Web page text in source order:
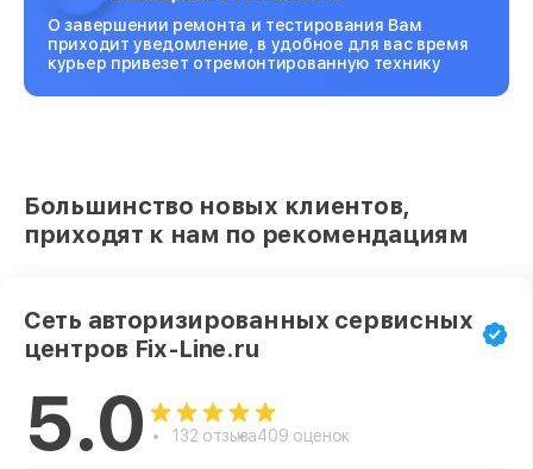
О завершении ремонта и тестирования Вам
приходит уведомление, в удобное для вас время
курьер привезет отремонтированную технику
Большинство новых клиентов,
приходят к нам по рекомендациям
Сеть авторизированных сервисных
центров Fix-Line.ru
5.0 132 отзыва409 оценок